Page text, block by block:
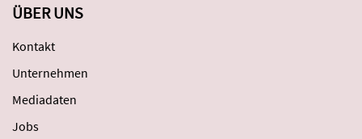
ÜBER UNS
Kontakt
Unternehmen
Mediadaten
Jobs